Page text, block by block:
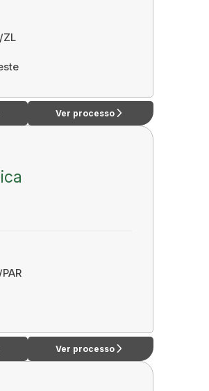
ZL
Ver processo arrow_forward_ios
Ver processo arrow_forward_ios